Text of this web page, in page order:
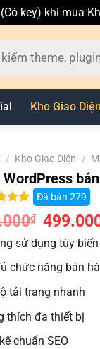
key) khi mua
Kho Giao
/ Kho Giao Diện /
5
Đã bán279
₫
Giá
gốc
1.500.000₫.
sử dụng tùy biến
chức năng bán
tải trang nhanh
thích đa thiết bị
chuẩn SEO